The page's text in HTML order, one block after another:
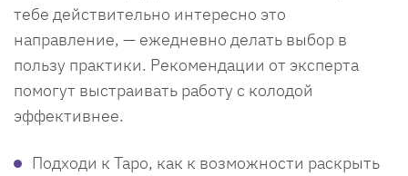
тебе действительно интересно это
направление, — ежедневно делать выбор в
пользу практики. Рекомендации от эксперта
помогут выстраивать работу с колодой
эффективнее.
Подходи к Таро, как к возможности раскрыть